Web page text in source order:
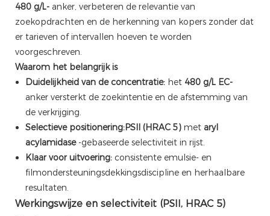
480 g/L- anker, verbeteren de relevantie van
zoekopdrachten en de herkenning van kopers zonder dat
er tarieven of intervallen hoeven te worden
voorgeschreven.
Waarom het belangrijk is
Duidelijkheid van de concentratie:het 480 g/L EC-
anker versterkt de zoekintentie en de afstemming van
de verkrijging.
Selectieve positionering:PSII (HRAC 5)met aryl
acylamidase-gebaseerde selectiviteit in rijst.
Klaar voor uitvoering:consistente emulsie- en
filmondersteuningsdekkingsdiscipline en herhaalbare
resultaten.
Werkingswijze en selectiviteit (PSII, HRAC 5)